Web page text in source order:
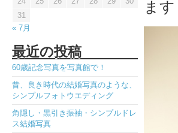
31
« 7月
最近の投稿
60歳記念写真を写真館で！
昔、良き時代の結婚写真のような、
シンプルフォトウエディング
角隠し・黒引き振袖・シンプルドレ
ス結婚写真
ま